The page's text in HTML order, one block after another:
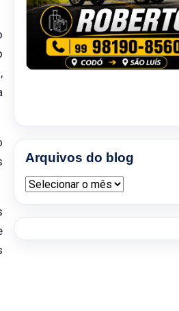
Arquivos do blog
Arquivos do blog